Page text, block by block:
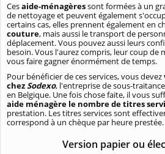
Cesaide-ménagèressont formées à un
de nettoyage et peuvent également
certains cas, elles prennent également en
couture, mais aussi le transport de
déplacement. Vous pouvez aussi leurs
besoin. Vous l'aurez compris, leur coup de
vous faire gagner énormément de temps.
Pour bénéficier de ces services, vous devez
chezSodexo, l'entreprise de sous-
en Belgique. Une fois chose faite, il vous
aide ménagère le nombre de titres
prestation. Les titres services sont
correspond à un chèque par heure prestée.
Version papier ou